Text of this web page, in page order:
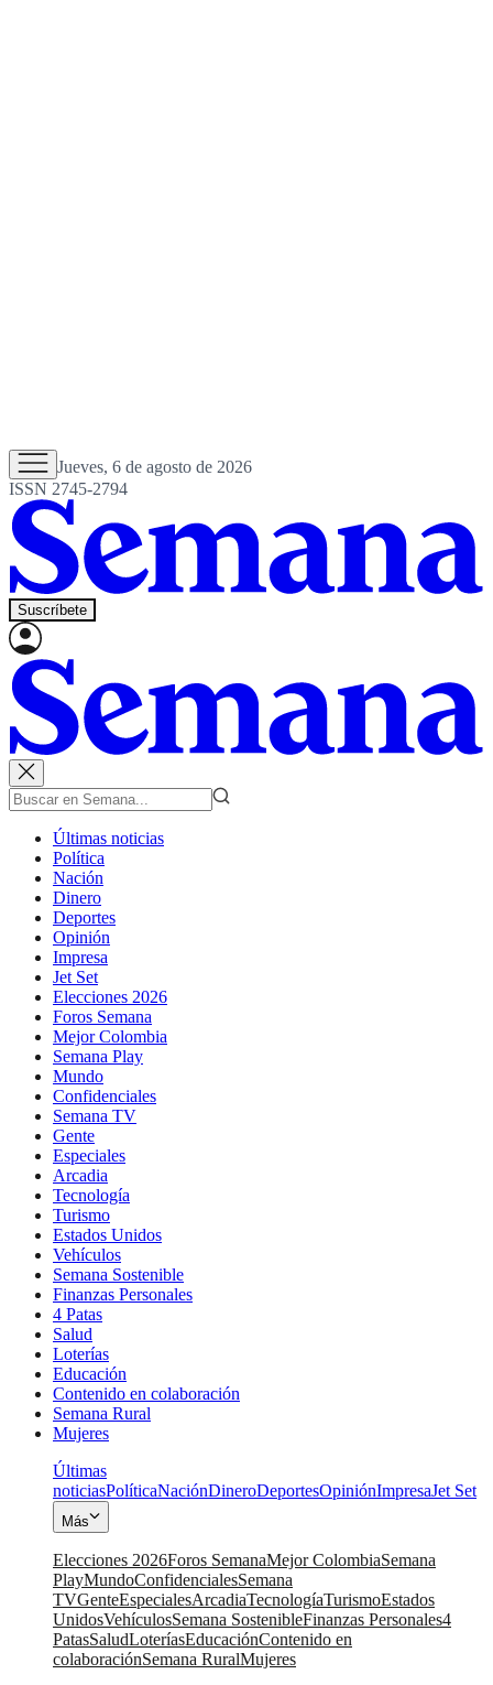
Jueves, 6 de agosto de 2026
ISSN 2745-2794
Suscríbete
Últimas noticias
Política
Nación
Dinero
Deportes
Opinión
Impresa
Jet Set
Elecciones 2026
Foros Semana
Mejor Colombia
Semana Play
Mundo
Confidenciales
Semana TV
Gente
Especiales
Arcadia
Tecnología
Turismo
Estados Unidos
Vehículos
Semana Sostenible
Finanzas Personales
4 Patas
Salud
Loterías
Educación
Contenido en colaboración
Semana Rural
Mujeres
Últimas
noticiasPolíticaNaciónDineroDeportesOpiniónImpresaJet Set
Más
Elecciones 2026Foros SemanaMejor ColombiaSemana
PlayMundoConfidencialesSemana
TVGenteEspecialesArcadiaTecnologíaTurismoEstados
UnidosVehículosSemana SostenibleFinanzas Personales4
PatasSaludLoteríasEducaciónContenido en
colaboraciónSemana RuralMujeres